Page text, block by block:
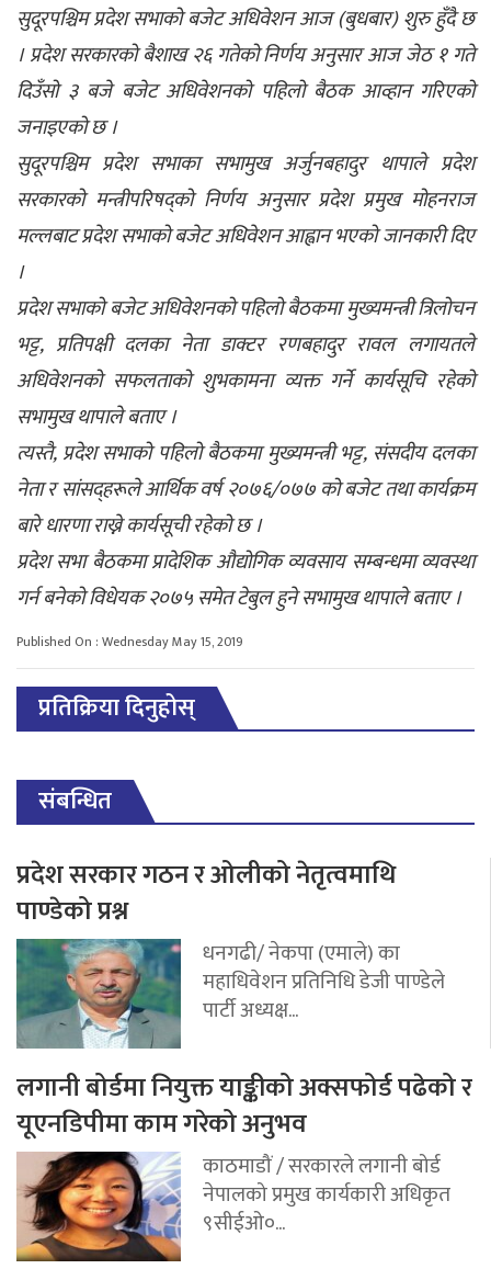
सुदूरपश्चिम प्रदेश सभाको बजेट अधिवेशन आज (बुधबार) शुरु हुँदै छ
। प्रदेश सरकारको बैशाख २६ गतेको निर्णय अनुसार आज जेठ १ गते
दिउँसो ३ बजे बजेट अधिवेशनको पहिलो बैठक आव्हान गरिएको
जनाइएको छ ।
सुदूरपश्चिम प्रदेश सभाका सभामुख अर्जुनबहादुर थापाले प्रदेश
सरकारको मन्त्रीपरिषद्को निर्णय अनुसार प्रदेश प्रमुख मोहनराज
मल्लबाट प्रदेश सभाको बजेट अधिवेशन आह्वान भएको जानकारी दिए
।
प्रदेश सभाको बजेट अधिवेशनको पहिलो बैठकमा मुख्यमन्त्री त्रिलोचन
भट्ट, प्रतिपक्षी दलका नेता डाक्टर रणबहादुर रावल लगायतले
अधिवेशनको सफलताको शुभकामना व्यक्त गर्ने कार्यसूचि रहेको
सभामुख थापाले बताए ।
त्यस्तै, प्रदेश सभाको पहिलो बैठकमा मुख्यमन्त्री भट्ट, संसदीय दलका
नेता र सांसद्हरूले आर्थिक वर्ष २०७६/०७७ को बजेट तथा कार्यक्रम
बारे धारणा राख्ने कार्यसूची रहेको छ ।
प्रदेश सभा बैठकमा प्रादेशिक औद्योगिक व्यवसाय सम्बन्धमा व्यवस्था
गर्न बनेको विधेयक २०७५ समेत टेबुल हुने सभामुख थापाले बताए ।
Published On : Wednesday May 15, 2019
प्रतिक्रिया दिनुहोस्
संबन्धित
प्रदेश सरकार गठन र ओलीको नेतृत्वमाथि
पाण्डेको प्रश्न
धनगढी/ नेकपा (एमाले) का
महाधिवेशन प्रतिनिधि डेजी पाण्डेले
पार्टी अध्यक्ष...
लगानी बोर्डमा नियुक्त याङ्कीको अक्सफोर्ड पढेको र
यूएनडिपीमा काम गरेको अनुभव
काठमाडौं / सरकारले लगानी बोर्ड
नेपालको प्रमुख कार्यकारी अधिकृत
९सीईओ०...